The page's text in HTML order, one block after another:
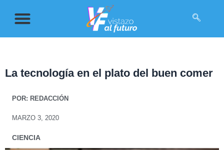
La tecnología en el plato del buen comer
POR: REDACCIÓN
MARZO 3, 2020
CIENCIA